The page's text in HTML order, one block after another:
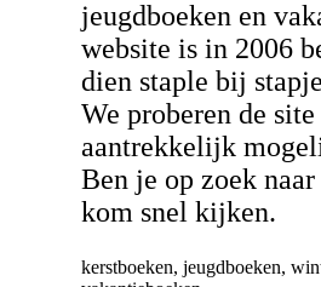
jeugdboeken en
website is in 2006
dien staple bij
We proberen de
aantrekkelijk
Ben je op zoek
kom snel kijken.
kerstboeken, jeugdboeken,